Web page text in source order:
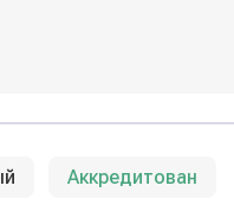
Аккредитован